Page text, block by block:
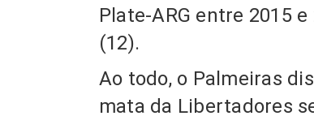
Plate-ARG entre 2015
(12).
Ao todo, o Palmeiras
mata da Libertadores